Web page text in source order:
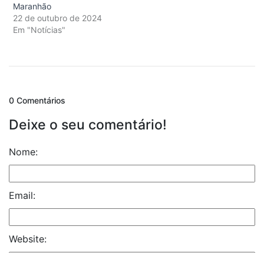
Maranhão
22 de outubro de 2024
Em "Notícias"
0 Comentários
Deixe o seu comentário!
Nome:
Email:
Website: